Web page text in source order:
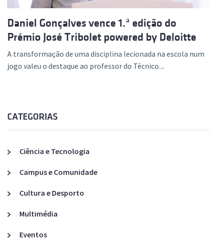
Daniel Gonçalves vence 1.ª edição do
Prémio José Tribolet powered by Deloitte
A transformação de uma disciplina lecionada na escola num
jogo valeu o destaque ao professor do Técnico....
CATEGORIAS
Ciência e Tecnologia
Campus e Comunidade
Cultura e Desporto
Multimédia
Eventos